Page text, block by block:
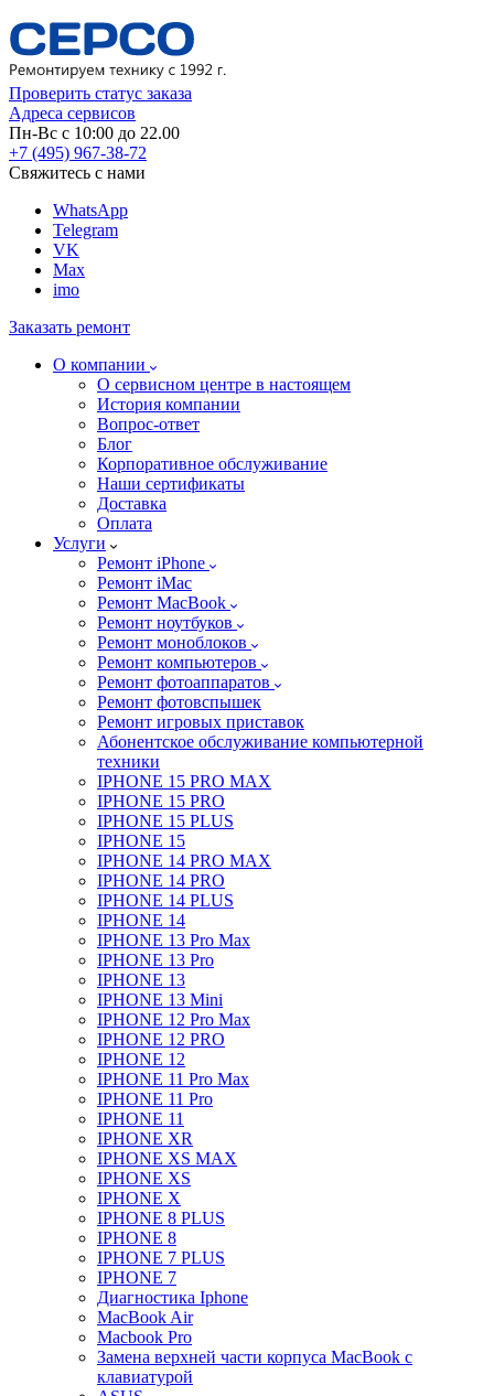
Проверить статус заказа
Адреса сервисов
Пн-Вс с 10:00 до 22.00
+7 (495) 967-38-72
Свяжитесь с нами
WhatsApp
Telegram
VK
Max
imo
Заказать ремонт
О компании
О сервисном центре в настоящем
История компании
Вопрос-ответ
Блог
Корпоративное обслуживание
Наши сертификаты
Доставка
Оплата
Услуги
Ремонт iPhone
Ремонт iMac
Ремонт MacBook
Ремонт ноутбуков
Ремонт моноблоков
Ремонт компьютеров
Ремонт фотоаппаратов
Ремонт фотовспышек
Ремонт игровых приставок
Абонентское обслуживание компьютерной
техники
IPHONE 15 PRO MAX
IPHONE 15 PRO
IPHONE 15 PLUS
IPHONE 15
IPHONE 14 PRO MAX
IPHONE 14 PRO
IPHONE 14 PLUS
IPHONE 14
IPHONE 13 Pro Max
IPHONE 13 Pro
IPHONE 13
IPHONE 13 Mini
IPHONE 12 Pro Max
IPHONE 12 PRO
IPHONE 12
IPHONE 11 Pro Max
IPHONE 11 Pro
IPHONE 11
IPHONE XR
IPHONE XS MAX
IPHONE XS
IPHONE X
IPHONE 8 PLUS
IPHONE 8
IPHONE 7 PLUS
IPHONE 7
Диагностика Iphone
MacBook Air
Macbook Pro
Замена верхней части корпуса MacBook с
клавиатурой